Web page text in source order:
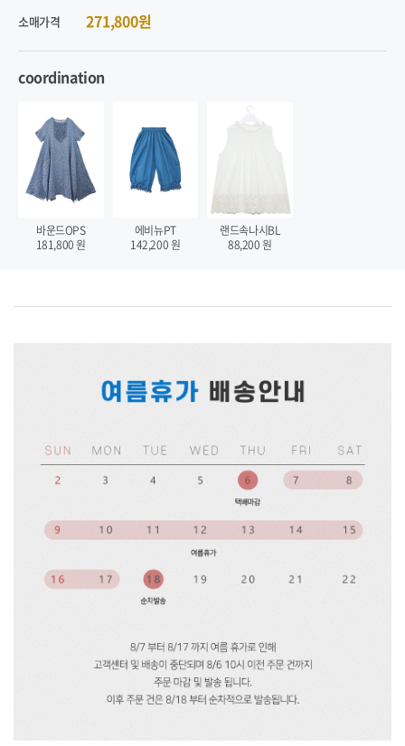
소매가격 271,800원
coordination
바운드OPS
181,800원
에비뉴PT
142,200원
랜드속나시BL
88,200원